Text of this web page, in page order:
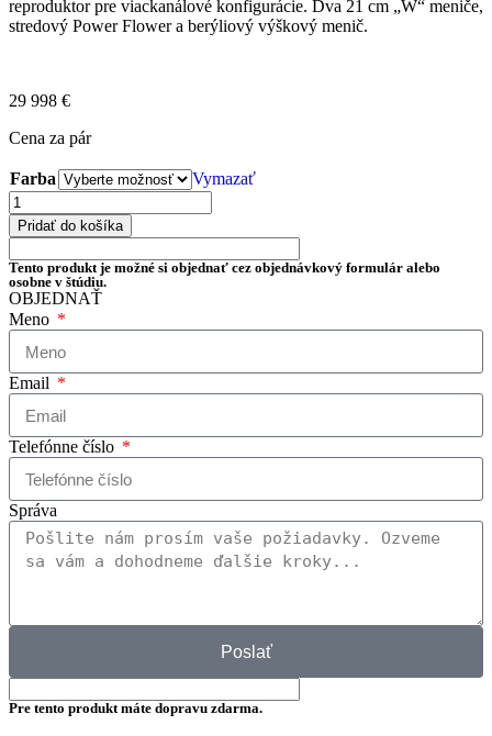
reproduktor pre viackanálové konfigurácie. Dva 21 cm „W“ meniče,
stredový Power Flower a berýliový výškový menič.
29 998 €
Cena za pár
Farba Vymazať
Pridať do košíka
Tento produkt je možné si objednať cez objednávkový formulár alebo
osobne v štúdiu.
OBJEDNAŤ
Meno
Email
Telefónne číslo
Správa
Poslať
Pre tento produkt máte dopravu zdarma.